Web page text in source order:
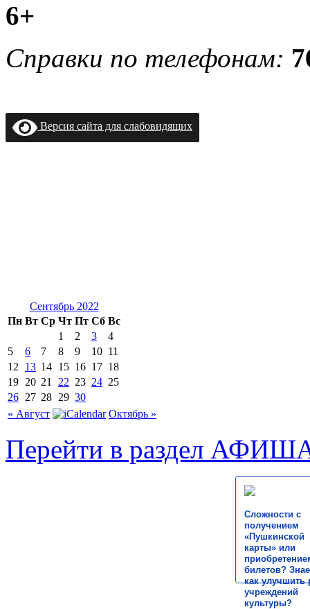
6+
Справки по телефонам:
Версия сайта для слабовидящих
Сентябрь 2022
Пн Вт Ср Чт Пт Сб Вс
1
2 3
4
5
6 7 8 9 10 11
12
13 14 15 16 17 18
19 20 21 22 23 24 25
26 27 28 29 30
« Август
Октябрь »
Перейти в раздел
Сложности с
получением
«Пушкинской
карты» или
билетов?
как улучшить
учреждений
культуры?